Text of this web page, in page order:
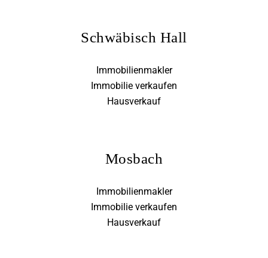
Schwäbisch Hall
Immobilienmakler
Immobilie verkaufen
Hausverkauf
Mosbach
Immobilienmakler
Immobilie verkaufen
Hausverkauf